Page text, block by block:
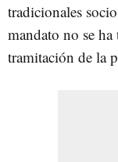
tradicionales
mandato no se ha
tramitación de la